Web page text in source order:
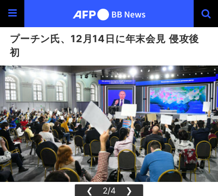
プーチン氏、12月14日に年末会見 侵攻後
初
❮ 2/4 ❯